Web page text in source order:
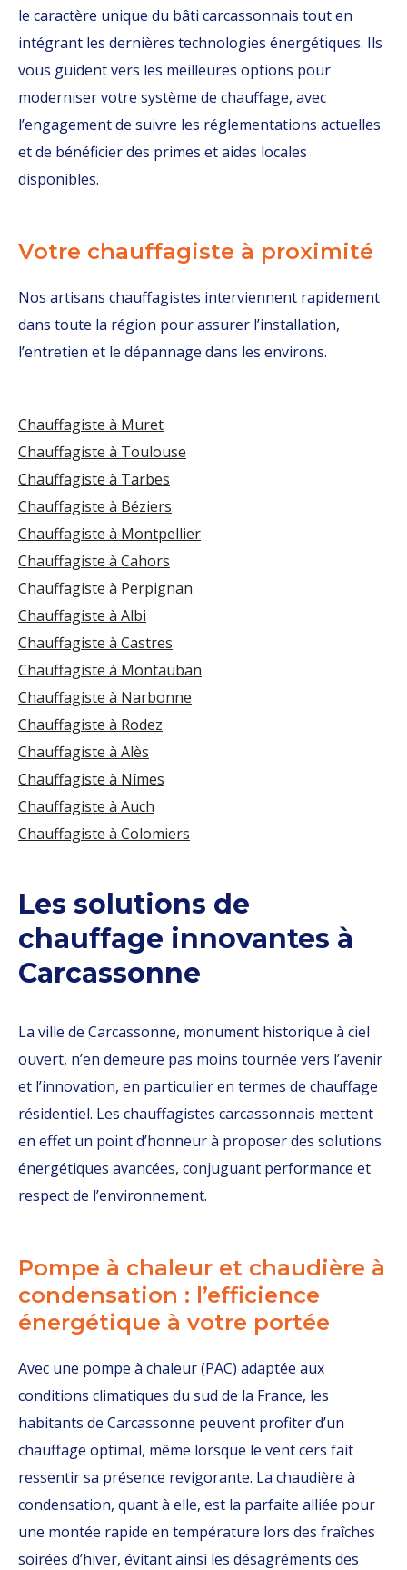
le caractère unique du bâti carcassonnais tout en
intégrant les dernières technologies énergétiques. Ils
vous guident vers les meilleures options pour
moderniser votre système de chauffage, avec
l’engagement de suivre les réglementations actuelles
et de bénéficier des primes et aides locales
disponibles.
Votre chauffagiste à proximité
Nos artisans chauffagistes interviennent rapidement
dans toute la région pour assurer l’installation,
l’entretien et le dépannage dans les environs.
Chauffagiste à Muret
Chauffagiste à Toulouse
Chauffagiste à Tarbes
Chauffagiste à Béziers
Chauffagiste à Montpellier
Chauffagiste à Cahors
Chauffagiste à Perpignan
Chauffagiste à Albi
Chauffagiste à Castres
Chauffagiste à Montauban
Chauffagiste à Narbonne
Chauffagiste à Rodez
Chauffagiste à Alès
Chauffagiste à Nîmes
Chauffagiste à Auch
Chauffagiste à Colomiers
Les solutions de
chauffage innovantes à
Carcassonne
La ville de Carcassonne, monument historique à ciel
ouvert, n’en demeure pas moins tournée vers l’avenir
et l’innovation, en particulier en termes de chauffage
résidentiel. Les chauffagistes carcassonnais mettent
en effet un point d’honneur à proposer des solutions
énergétiques avancées, conjuguant performance et
respect de l’environnement.
Pompe à chaleur et chaudière à
condensation : l’efficience
énergétique à votre portée
Avec une pompe à chaleur (PAC) adaptée aux
conditions climatiques du sud de la France, les
habitants de Carcassonne peuvent profiter d’un
chauffage optimal, même lorsque le vent cers fait
ressentir sa présence revigorante. La chaudière à
condensation, quant à elle, est la parfaite alliée pour
une montée rapide en température lors des fraîches
soirées d’hiver, évitant ainsi les désagréments des